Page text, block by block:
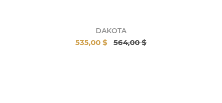
DAKOTA
535,00 $ 564,00 $